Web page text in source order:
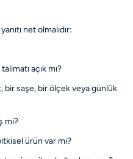
net olmalıdır:
açık mı?
bir saşe, bir ölçek veya günlük
mi?
ürün var mı?